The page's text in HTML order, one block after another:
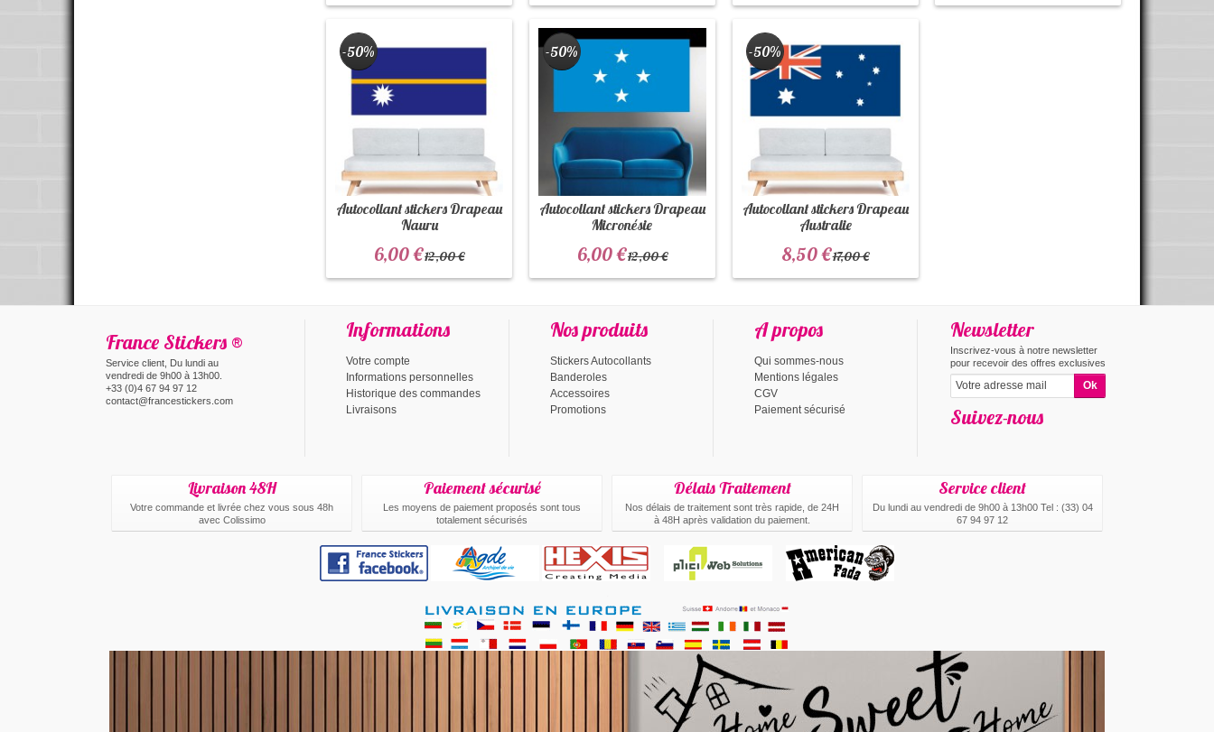
Autocollant stickers Drapeau
Nauru
-50%
6,00 €12,00 €
Autocollant stickers Drapeau
Micronésie
-50%
6,00 €12,00 €
Autocollant stickers Drapeau
Australie
-50%
8,50 €17,00 €
France Stickers ®
Service client, Du lundi au
vendredi de 9h00 à 13h00.
+33 (0)4 67 94 97 12
contact@francestickers.com
Informations
Votre compte
Informations personnelles
Historique des commandes
Livraisons
Nos produits
Stickers Autocollants
Banderoles
Accessoires
Promotions
A propos
Qui sommes-nous
Mentions légales
CGV
Paiement sécurisé
Newsletter
Inscrivez-vous à notre newsletter
pour recevoir des offres exclusives
Suivez-nous
Livraison 48H
Votre commande et livrée chez vous sous 48h
avec Colissimo
Paiement sécurisé
Les moyens de paiement proposés sont tous
totalement sécurisés
Délais Traitement
Nos délais de traitement sont très rapide, de 24H
à 48H après validation du paiement.
Service client
Du lundi au vendredi de 9h00 à 13h00 Tel : (33) 04
67 94 97 12